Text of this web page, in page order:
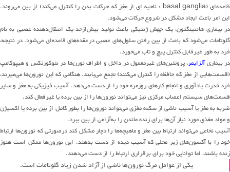
قاعده‌ای(basal ganglia : ناحیه ای از مغز که حرکات بدن را کنترلمیکند) از بینمیروند.
این امر باعث ایجاد مشکل در شروعحرکاتمیشود.
در بیماری هانتینگتون، یک جهش ژنتیکی باعث تولید بیشازحد یک انتقالدهندهعصبی به نام
گلوتاماتمیشودکه باعث از بین رفتنسلولهایعصبی درعقده‌های قاعده‌ایمیشود.در نتیجه،
فرد به طور غیرقابل کنترل پیچ و تابمیخورد.
در بیماریآلزایمر،پروتئینهایغیرمعمول در داخل و اطرافنورن‌هادر نئوکورتکس و هیپوکامپ
(قسمتهاییاز مغز که حافظه را کنترلمیکنند)تجمعمییابند.هنگامی که این نورون‌هامیمیرند،
فرد قدرت یادآوری و انجام کارهای روزمرهخودرا از دستمیدهد.آسیب فیزیکی به مغز و سایر
قسمتهایسیستم اعصابمرکزینیزمیتواندنورونهارا از بین بردهیا غیرفعال کند.
ضربه به مغز یا آسیب ناشی از سکته مغزیمیتواندنورون‌ها را بطور کامل از بین بردهیا اکسیژن
و مواد مغذی مورد نیازآن‌هابرای زنده ماندن رابهآرامیاز بین ببرد.
آسیب نخاعیمیتواندارتباط بین مغز وماهیچههارادچار مشکل کند درصورتی کهنورونهاارتباط
خود را باآکسونهایزیر محلی کهآسیب دیده از دستبدهند. ایننورونهاممکن است هنوز
زنده باشند، اما تواناییخود برای برقراریارتباط را از دستمیدهند.
یکی ازعواملمرگنورون‌هاناشی از آزاد شدنزیادگلوتامات است.